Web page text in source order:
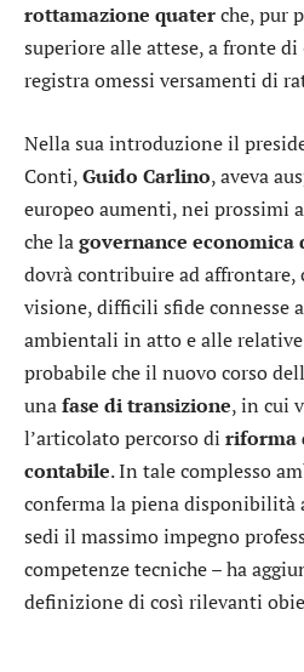
rottamazione quaterche, pur
superiore alle attese, a fronte
registra omessi versamenti di
Nella sua introduzione il
Conti,Guido Carlino, aveva
europeo aumenti, nei prossimi
che lagovernance economica
dovrà contribuire ad affrontare,
visione, difficili sfide connesse
ambientali in atto e alle
probabile che il nuovo corso
unafase di transizione, in cui
l’articolato percorso di riforma
contabile. In tale complesso
conferma la piena disponibilità
sedi il massimo impegno
competenze tecniche – ha
definizione di così rilevanti